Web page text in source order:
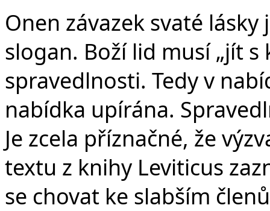
Onen závazek svaté
slogan. Boží lid musí „jít s
spravedlnosti. Tedy v
nabídka upírána.
Je zcela příznačné, že
textu z knihy Leviticus
se chovat ke slabším